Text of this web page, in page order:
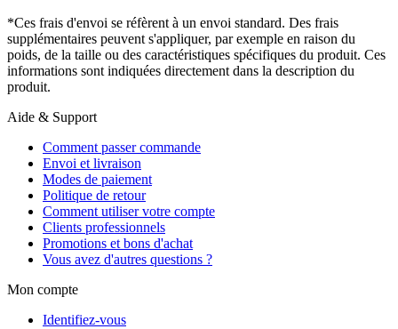
*Ces frais d'envoi se réfèrent à un envoi standard. Des frais
supplémentaires peuvent s'appliquer, par exemple en raison du
poids, de la taille ou des caractéristiques spécifiques du produit. Ces
informations sont indiquées directement dans la description du
produit.
Aide & Support
Comment passer commande
Envoi et livraison
Modes de paiement
Politique de retour
Comment utiliser votre compte
Clients professionnels
Promotions et bons d'achat
Vous avez d'autres questions ?
Mon compte
Identifiez-vous